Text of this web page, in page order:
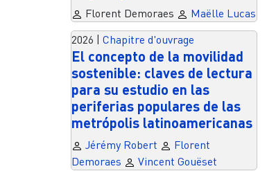
Florent Demoraes
Maëlle Lucas
2026 | Chapitre d'ouvrage
El concepto de la movilidad
sostenible: claves de lectura
para su estudio en las
periferias populares de las
metrópolis latinoamericanas
Jérémy Robert
Florent
Demoraes
Vincent Gouëset